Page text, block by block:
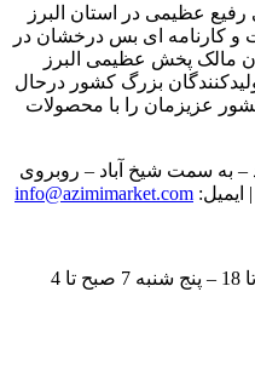
عظیمی در استان البرز
کارنامه ای بس درخشان در
مالک پخش عظیمی البرز
تولیدکنندگان بزرگ کشور درحال
عزیزمان را با محصولات
– به سمت شیخ آباد – روبروی
| ایمیل: info@azimimarket.com
شنبه تا چهارشنبه از ساعت 7 صبح تا 18 – پنج شنبه 7 صبح تا 4